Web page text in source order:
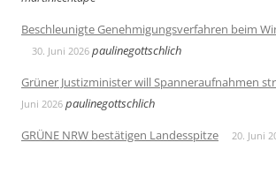
Beschleunigte Genehmigungsverfahren beim
30. Juni 2026 paulinegottschlich
Grüner Justizminister will Spanneraufnahmen
Juni 2026 paulinegottschlich
GRÜNE NRW bestätigen Landesspitze
20. Juni